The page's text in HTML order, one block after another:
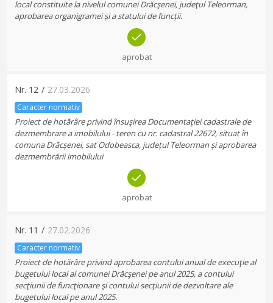
local constituite la nivelul comunei Drăcşenei, judeţul Teleorman,
aprobarea organigramei și a statului de funcții.
aprobat
Nr. 12 / 27.03.2026
Caracter normativ
Proiect de hotărâre privind însuşirea Documentaţiei cadastrale de
dezmembrare a imobilului - teren cu nr. cadastral 22672, situat în
comuna Drăcșenei, sat Odobeasca, județul Teleorman și aprobarea
dezmembrării imobilului
aprobat
Nr. 11 / 27.02.2026
Caracter normativ
Proiect de hotărâre privind aprobarea contului anual de execuţie al
bugetului local al comunei Drăcşenei pe anul 2025, a contului
secţiunii de funcţionare şi contului secţiunii de dezvoltare ale
bugetului local pe anul 2025.